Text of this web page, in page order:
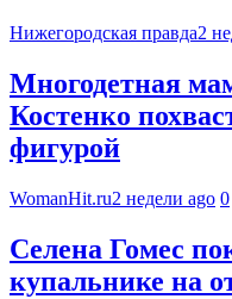
Нижегородская правда2
Многодетная
Костенко
фигурой
WomanHit.ru2 недели ago 0
Селена Гомес
купальнике на